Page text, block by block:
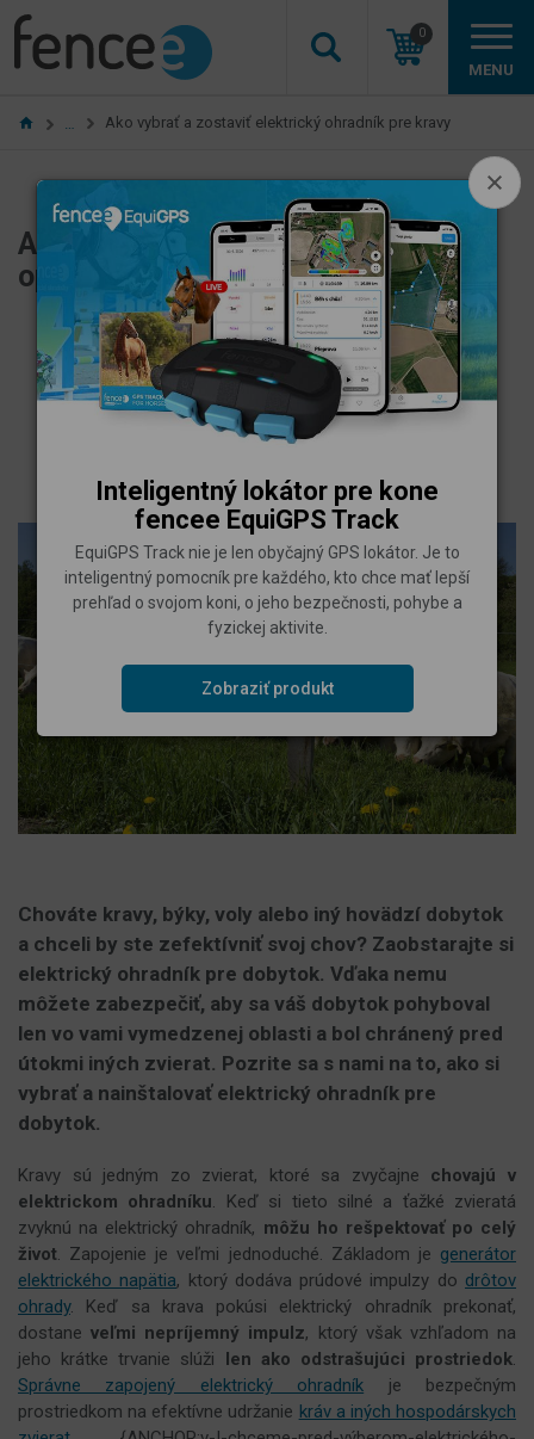
Inteligentný lokátor pre kone
fencee EquiGPS Track
EquiGPS Track nie je len obyčajný GPS lokátor. Je to
inteligentný pomocník pre každého, kto chce mať lepší
prehľad o svojom koni, o jeho bezpečnosti, pohybe a
fyzickej aktivite.
Zobraziť produkt
0
MENU
Ako vybrať a zostaviť elektrický ohradník pre kravy
Ako vybrať a zostaviť elektrický
oplotok pre dobytok
14. 07. 2022
Výber ohradníka pre konkrétne zviera
Autor
Natálie
Chováte kravy, býky, voly alebo iný hovädzí dobytok
a chceli by ste zefektívniť svoj chov? Zaobstarajte si
elektrický ohradník pre dobytok. Vďaka nemu
môžete zabezpečiť, aby sa váš dobytok pohyboval
len vo vami vymedzenej oblasti a bol chránený pred
útokmi iných zvierat. Pozrite sa s nami na to, ako si
vybrať a nainštalovať elektrický ohradník pre
dobytok.
Kravy sú jedným zo zvierat, ktoré sa zvyčajne chovajú v
elektrickom ohradníku. Keď si tieto silné a ťažké zvieratá
zvyknú na elektrický ohradník, môžu ho rešpektovať po celý
život. Zapojenie je veľmi jednoduché. Základom je generátor
elektrického napätia, ktorý dodáva prúdové impulzy do drôtov
ohrady. Keď sa krava pokúsi elektrický ohradník prekonať,
dostaneveľmi nepríjemný impulz, ktorý však vzhľadom na
jeho krátke trvanie slúži len ako odstrašujúci prostriedok.
Správne zapojený elektrický ohradník je bezpečným
prostriedkom na efektívne udržanie kráv a iných hospodárskych